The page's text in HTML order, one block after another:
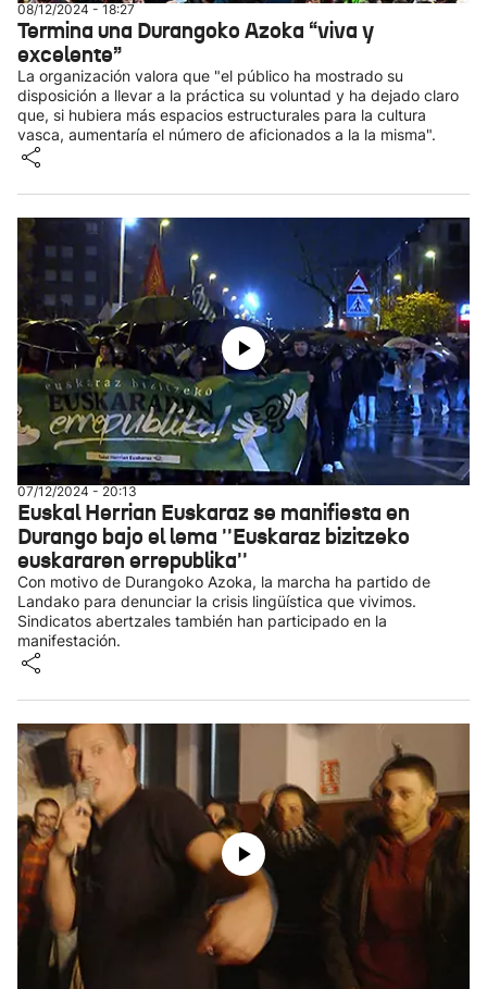
08/12/2024 - 18:27
Termina una Durangoko Azoka “viva y
excelente”
La organización valora que "el público ha mostrado su
disposición a llevar a la práctica su voluntad y ha dejado claro
que, si hubiera más espacios estructurales para la cultura
vasca, aumentaría el número de aficionados a la la misma".
07/12/2024 - 20:13
Euskal Herrian Euskaraz se manifiesta en
Durango bajo el lema ''Euskaraz bizitzeko
euskararen errepublika''
Con motivo de Durangoko Azoka, la marcha ha partido de
Landako para denunciar la crisis lingüística que vivimos.
Sindicatos abertzales también han participado en la
manifestación.